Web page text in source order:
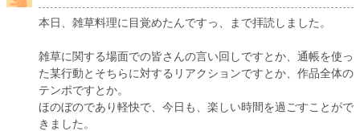
本日、雑草料理に目覚めたんですっ、まで拝読しました。
雑草に関する場面での皆さんの言い回しですとか、通帳を使っ
た某行動とそちらに対するリアクションですとか、作品全体の
テンポですとか。
ほのぼのであり軽快で、今日も、楽しい時間を過ごすことがで
きました。